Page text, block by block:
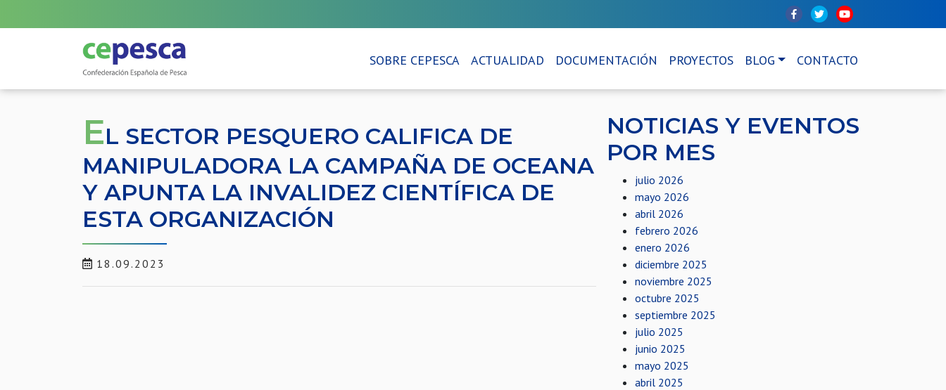
SOBRE CEPESCA ACTUALIDAD DOCUMENTACIÓN PROYECTOS BLOG CONTACTO
EL SECTOR PESQUERO CALIFICA DE
MANIPULADORA LA CAMPAÑA DE OCEANA
Y APUNTA LA INVALIDEZ CIENTÍFICA DE
ESTA ORGANIZACIÓN
18.09.2023
NOTICIAS Y EVENTOS
POR MES
julio 2026
mayo 2026
abril 2026
febrero 2026
enero 2026
diciembre 2025
noviembre 2025
octubre 2025
septiembre 2025
julio 2025
junio 2025
mayo 2025
abril 2025